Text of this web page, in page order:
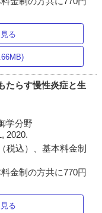
る
たらす慢性炎症と生
学分野
2020.
税込）、基本料金制
金制の方共に770円
る